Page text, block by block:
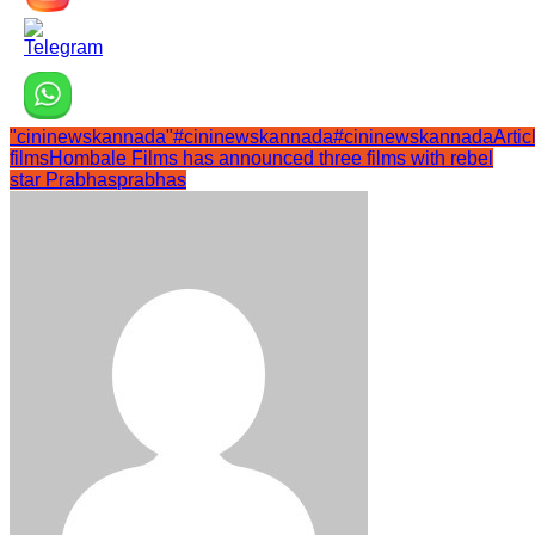
"cininewskannada"#cininewskannada
filmsHombale Films has announced three films with rebel
star Prabhasprabhas